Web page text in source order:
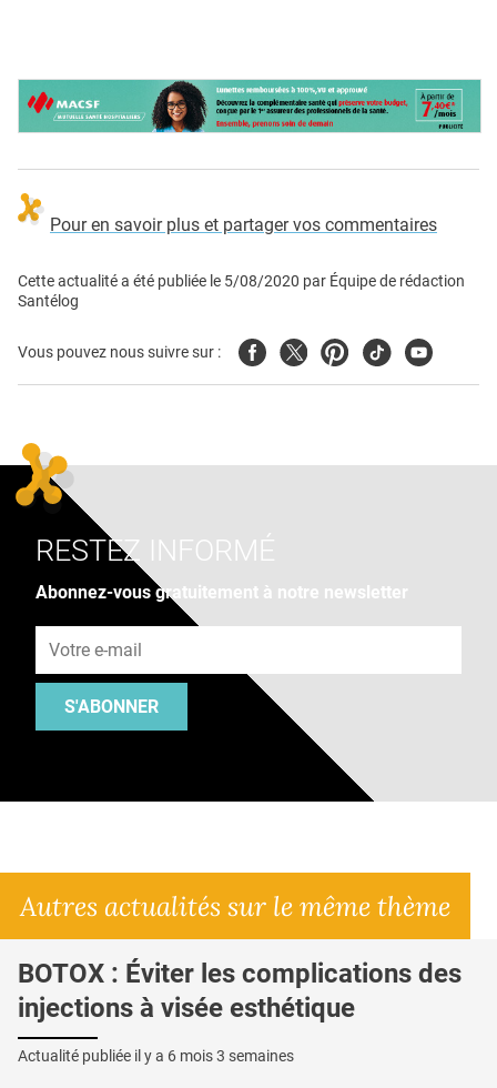
Pour en savoir plus et partager vos commentaires
Cette actualité a été publiée le 5/08/2020 par Équipe de rédaction
Santélog
Vous pouvez nous suivre sur : FacebookTwitterPinterest
TiktokYoutube
RESTEZ INFORMÉ
Abonnez-vous gratuitement à notre newsletter
S'ABONNER
Autres actualités sur le même thème
BOTOX : Éviter les complications des
injections à visée esthétique
Actualité publiée il y a 6 mois 3 semaines